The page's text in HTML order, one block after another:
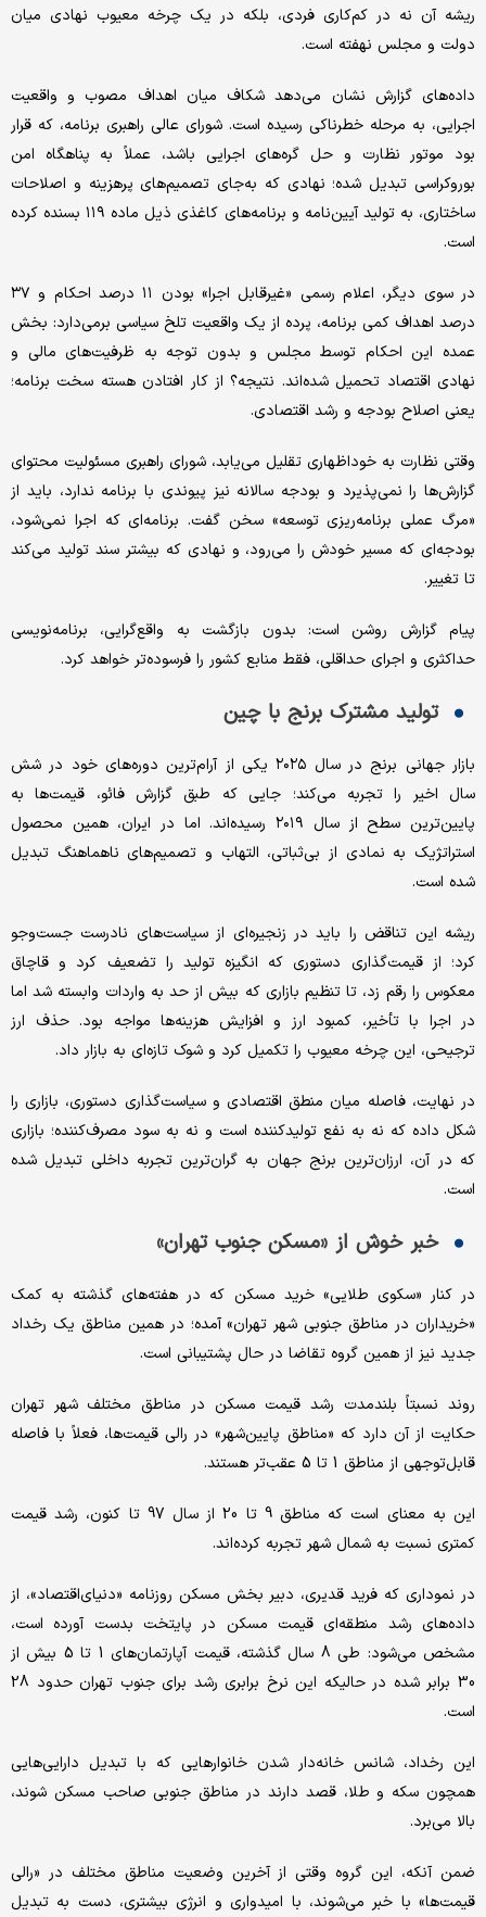
ریشه آن نه در کم‌کاری فردی، بلکه در یک چرخه معیوب نهادی میان
دولت و مجلس نهفته است.
داده‌های گزارش نشان می‌دهد شکاف میان اهداف مصوب و واقعیت
اجرایی، به مرحله خطرناکی رسیده است. شورای عالی راهبری برنامه، که قرار
بود موتور نظارت و حل گره‌های اجرایی باشد، عملاً به پناهگاه امن
بوروکراسی تبدیل شده؛ نهادی که به‌جای تصمیم‌های پرهزینه و اصلاحات
ساختاری، به تولید آیین‌نامه و برنامه‌های کاغذی ذیل ماده ۱۱۹ بسنده کرده
است.
در سوی دیگر، اعلام رسمی «غیرقابل اجرا» بودن ۱۱ درصد احکام و ۳۷
درصد اهداف کمی برنامه، پرده از یک واقعیت تلخ سیاسی برمی‌دارد: بخش
عمده این احکام توسط مجلس و بدون توجه به ظرفیت‌های مالی و
نهادی اقتصاد تحمیل شده‌اند. نتیجه؟ از کار افتادن هسته سخت برنامه؛
یعنی اصلاح بودجه و رشد اقتصادی.
وقتی نظارت به خوداظهاری تقلیل می‌یابد، شورای راهبری مسئولیت محتوای
گزارش‌ها را نمی‌پذیرد و بودجه سالانه نیز پیوندی با برنامه ندارد، باید از
«مرگ عملی برنامه‌ریزی توسعه» سخن گفت. برنامه‌ای که اجرا نمی‌شود،
بودجه‌ای که مسیر خودش را می‌رود، و نهادی که بیشتر سند تولید می‌کند
تا تغییر.
پیام گزارش روشن است: بدون بازگشت به واقع‌گرایی، برنامه‌نویسی
حداکثری و اجرای حداقلی، فقط منابع کشور را فرسوده‌تر خواهد کرد.
تولید مشترک برنج با چین
بازار جهانی برنج در سال ۲۰۲۵ یکی از آرام‌ترین دوره‌های خود در شش
سال اخیر را تجربه می‌کند؛ جایی که طبق گزارش فائو، قیمت‌ها به
پایین‌ترین سطح از سال ۲۰۱۹ رسیده‌اند. اما در ایران، همین محصول
استراتژیک به نمادی از بی‌ثباتی، التهاب و تصمیم‌های ناهماهنگ تبدیل
شده است.
ریشه این تناقض را باید در زنجیره‌ای از سیاست‌های نادرست جست‌وجو
کرد؛ از قیمت‌گذاری دستوری که انگیزه تولید را تضعیف کرد و قاچاق
معکوس را رقم زد، تا تنظیم بازاری که بیش از حد به واردات وابسته شد اما
در اجرا با تأخیر، کمبود ارز و افزایش هزینه‌ها مواجه بود. حذف ارز
ترجیحی، این چرخه معیوب را تکمیل کرد و شوک تازه‌ای به بازار داد.
در نهایت، فاصله میان منطق اقتصادی و سیاست‌گذاری دستوری، بازاری را
شکل داده که نه به نفع تولیدکننده است و نه به سود مصرف‌کننده؛ بازاری
که در آن، ارزان‌ترین برنج جهان به گران‌ترین تجربه داخلی تبدیل شده
است.
خبر خوش از «مسکن جنوب تهران»
در کنار «سکوی طلایی» خرید مسکن که در هفته‌های گذشته به کمک
«خریداران در مناطق جنوبی شهر تهران» آمده؛ در همین مناطق یک رخداد
جدید نیز از همین گروه تقاضا در حال پشتیبانی است.
روند نسبتاً بلندمدت رشد قیمت مسکن در مناطق مختلف شهر تهران
حکایت از آن دارد که «مناطق پایین‌شهر» در رالی قیمت‌ها، فعلاً با فاصله
قابل‌توجهی از مناطق 1 تا 5 عقب‌تر هستند.
این به معنای است که مناطق 9 تا 20 از سال 97 تا کنون، رشد قیمت
کمتری نسبت به شمال شهر تجربه کرده‌اند.
در نموداری که فرید قدیری، دبیر بخش مسکن روزنامه «دنیای‌اقتصاد»، از
داده‌های رشد منطقه‌ای قیمت مسکن در پایتخت بدست آورده است،
مشخص می‌شود: طی 8 سال گذشته، قیمت آپارتمان‌های 1 تا 5 بیش از
30 برابر شده در حالیکه این نرخ برابری رشد برای جنوب تهران حدود 28
است.
این رخداد، شانس خانه‌دار شدن خانوارهایی که با تبدیل دارایی‌هایی
همچون سکه و طلا، قصد دارند در مناطق جنوبی صاحب مسکن شوند،
بالا می‌برد.
ضمن آنکه، این گروه وقتی از آخرین وضعیت مناطق مختلف در «رالی
قیمت‌ها» با خبر می‌شوند، با امیدواری و انرژی بیشتری، دست به تبدیل